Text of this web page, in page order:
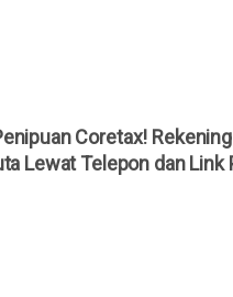
Coretax!
Lewat Telepon dan Link